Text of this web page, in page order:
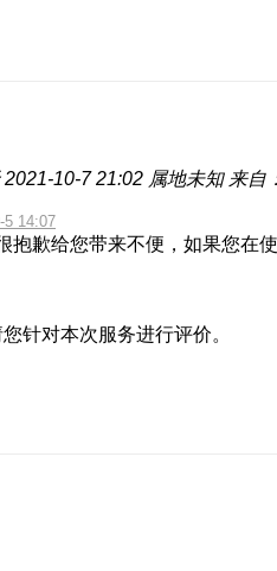
2021-10-7 21:02 属地未知 来自
5 14:07
抱歉给您带来不便，如果您在
针对本次服务进行评价。